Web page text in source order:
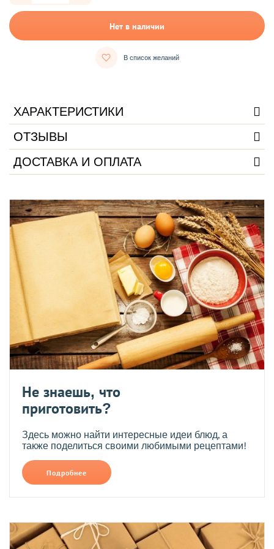
Нет в наличии
В список желаний
ХАРАКТЕРИСТИКИ
ОТЗЫВЫ
ДОСТАВКА И ОПЛАТА
Не знаешь, что
приготовить?
Здесь можно найти интересные идеи блюд, а
также поделиться своими любимыми рецептами!
Подробнее